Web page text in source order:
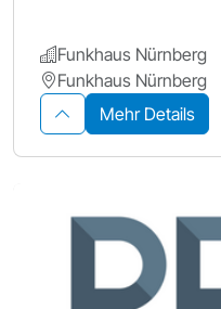
Funkhaus Nürnberg
Funkhaus Nürnberg
Mehr Details